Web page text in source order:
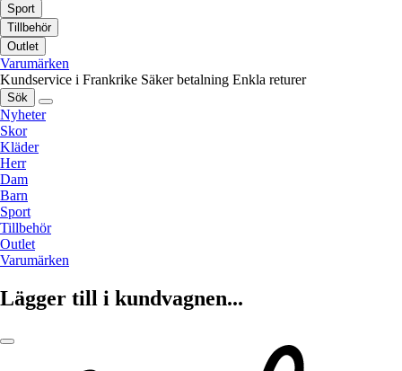
Sport
Tillbehör
Outlet
Varumärken
Kundservice i Frankrike Säker betalning Enkla returer
Sök
Nyheter
Skor
Kläder
Herr
Dam
Barn
Sport
Tillbehör
Outlet
Varumärken
Lägger till i kundvagnen...